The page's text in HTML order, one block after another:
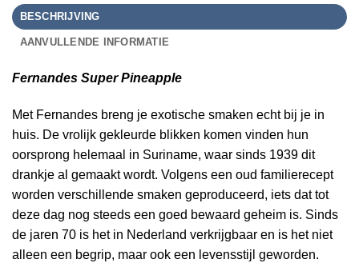
BESCHRIJVING
AANVULLENDE INFORMATIE
Fernandes Super Pineapple
Met Fernandes breng je exotische smaken echt bij je in
huis. De vrolijk gekleurde blikken komen vinden hun
oorsprong helemaal in Suriname, waar sinds 1939 dit
drankje al gemaakt wordt. Volgens een oud familierecept
worden verschillende smaken geproduceerd, iets dat tot
deze dag nog steeds een goed bewaard geheim is. Sinds
de jaren 70 is het in Nederland verkrijgbaar en is het niet
alleen een begrip, maar ook een levensstijl geworden.